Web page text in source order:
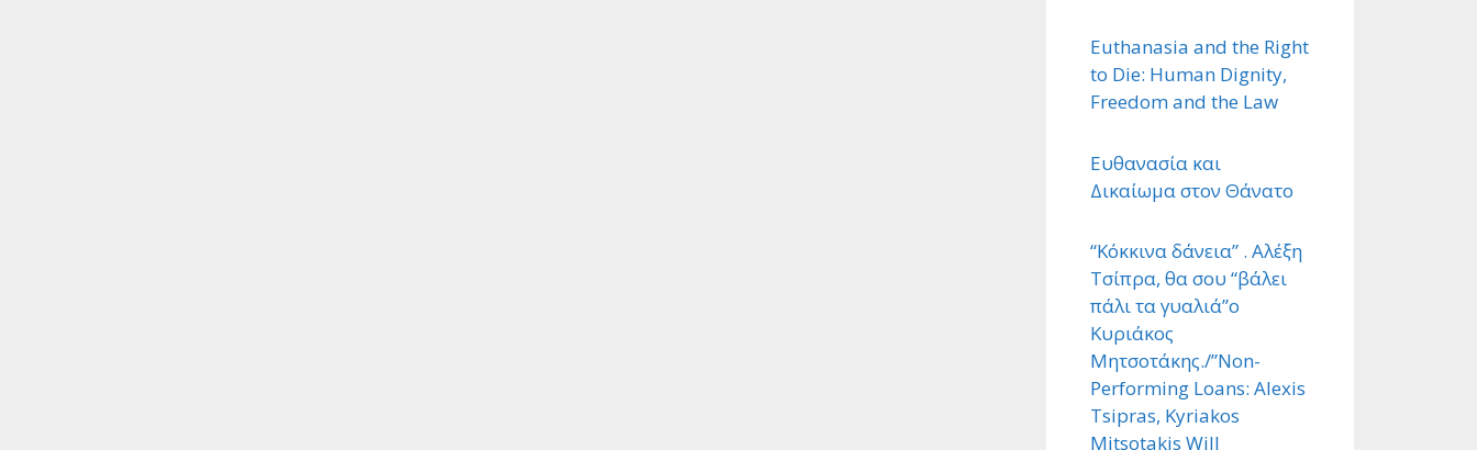
Euthanasia and the Right
to Die: Human Dignity,
Freedom and the Law
Ευθανασία και
Δικαίωμα στον Θάνατο
“Κόκκινα δάνεια” . Αλέξη
Τσίπρα, θα σου “βάλει
πάλι τα γυαλιά”ο
Κυριάκος
Μητσοτάκης./”Non-
Performing Loans: Alexis
Tsipras, Kyriakos
Mitsotakis Will